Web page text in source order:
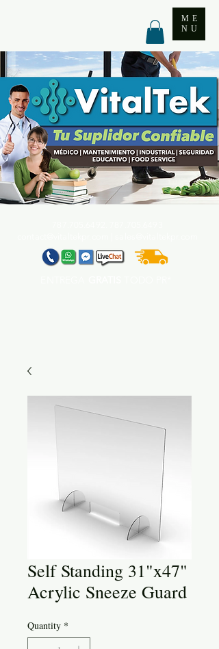
ME
NU
Self Standing 31"x47"
Acrylic Sneeze Guard
Quantity *